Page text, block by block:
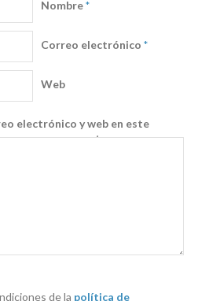
Nombre*
Correo electrónico *
Web
electrónico y web en este
vez que comente.
de la política de